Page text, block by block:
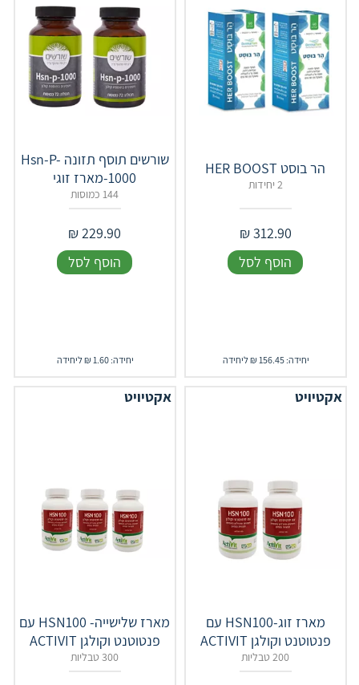
הר בוסט HER BOOST
2 יחידות
312.90
₪
הוסף לסל
יחידה: 156.45 ₪ ליחידה
שורשים תוסף תזונה Hsn-P-
1000-מארז זוגי
144 כמוסות
229.90
₪
הוסף לסל
יחידה: 1.60 ₪ ליחידה
אקטיויט
מארז זוג-HSN100 עם
פנטוטנט וקולגן ACTIVIT
200 טבליות
אקטיויט
מארז שלישייה- HSN100 עם
פנטוטנט וקולגן ACTIVIT
300 טבליות